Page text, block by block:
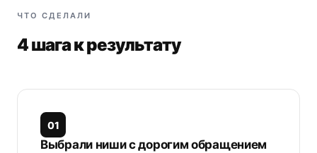
ЧТО СДЕЛАЛИ
4 шага к результату
01
Выбрали ниши с дорогим обращением